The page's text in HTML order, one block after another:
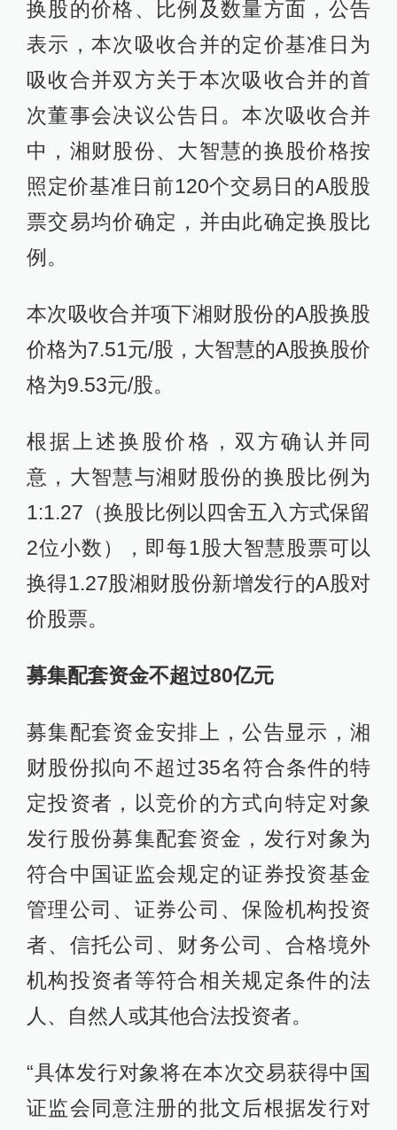
换股的价格、比例及数量方面，公告
表示，本次吸收合并的定价基准日为
吸收合并双方关于本次吸收合并的首
次董事会决议公告日。本次吸收合并
中，湘财股份、大智慧的换股价格按
照定价基准日前120个交易日的A股股
票交易均价确定，并由此确定换股比
例。
本次吸收合并项下湘财股份的A股换股
价格为7.51元/股，大智慧的A股换股价
格为9.53元/股。
根据上述换股价格，双方确认并同
意，大智慧与湘财股份的换股比例为
1:1.27（换股比例以四舍五入方式保留
2位小数），即每1股大智慧股票可以
换得1.27股湘财股份新增发行的A股对
价股票。
募集配套资金不超过80亿元
募集配套资金安排上，公告显示，湘
财股份拟向不超过35名符合条件的特
定投资者，以竞价的方式向特定对象
发行股份募集配套资金，发行对象为
符合中国证监会规定的证券投资基金
管理公司、证券公司、保险机构投资
者、信托公司、财务公司、合格境外
机构投资者等符合相关规定条件的法
人、自然人或其他合法投资者。
“具体发行对象将在本次交易获得中国
证监会同意注册的批文后根据发行对